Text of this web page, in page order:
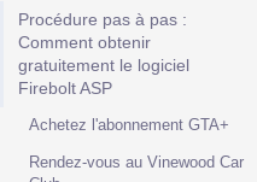
Procédure pas à pas :
Comment obtenir
gratuitement le logiciel
Firebolt ASP
Achetez l'abonnement GTA+
Rendez-vous au Vinewood Car